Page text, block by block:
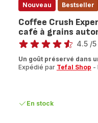
Nouveau Bestseller
Coffee Crush
café à grains
Note
4.5 /5
Un goût préservé dans
Expédié par Tefal Shop -
En stock